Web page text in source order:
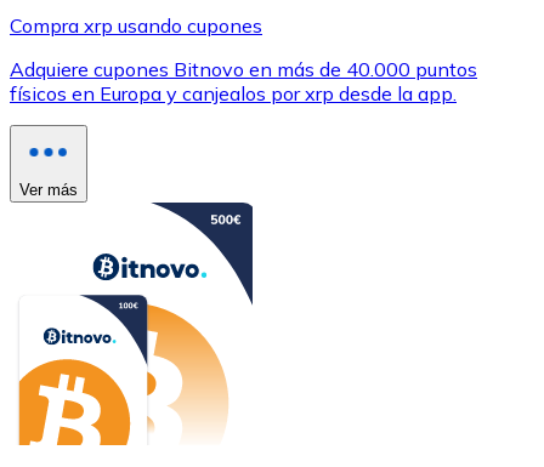
Compra xrp usando cupones
Adquiere cupones Bitnovo en más de 40.000 puntos
físicos en Europa y canjealos por xrp desde la app.
Ver más